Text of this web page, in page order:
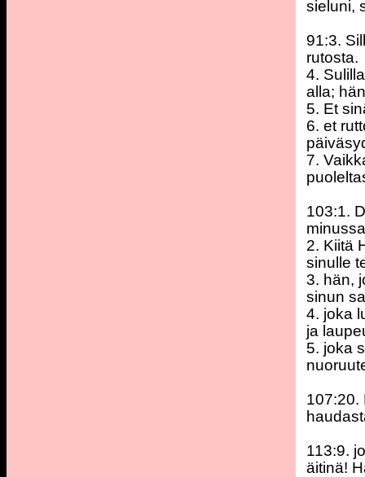
sieluni,
91:3.
rutosta.
4.
alla;
5. Et
6. et
7.
103:1.
2. Kiitä
sinulle
3. hän,
sinun
4. joka
ja
5. joka
107:20.
113:9.
äitinä!